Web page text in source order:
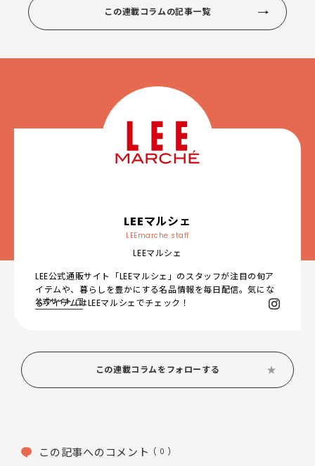
この連載コラムの記事一覧
LEEマルシェ
LEEmarche staff
LEEマルシェ
LEE公式通販サイト「LEEマルシェ」のスタッフが注目の旬ア
イテムや、暮らしを豊かにする名品情報を毎日配信。気にな
るアイテムはLEEマルシェでチェック！
公式サイト
この連載コラムをフォローする
この記事へのコメント ( 0 )